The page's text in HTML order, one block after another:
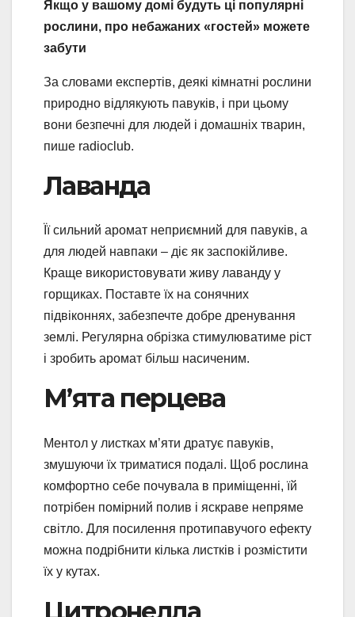
Якщо у вашому домі будуть ці популярні
рослини, про небажаних «гостей» можете
забути
За словами експертів, деякі кімнатні рослини
природно відлякують павуків, і при цьому
вони безпечні для людей і домашніх тварин,
пише radioclub.
Лаванда
Її сильний аромат неприємний для павуків, а
для людей навпаки – діє як заспокійливе.
Краще використовувати живу лаванду у
горщиках. Поставте їх на сонячних
підвіконнях, забезпечте добре дренування
землі. Регулярна обрізка стимулюватиме ріст
і зробить аромат більш насиченим.
М’ята перцева
Ментол у листках м’яти дратує павуків,
змушуючи їх триматися подалі. Щоб рослина
комфортно себе почувала в приміщенні, їй
потрібен помірний полив і яскраве непряме
світло. Для посилення протипавучого ефекту
можна подрібнити кілька листків і розмістити
їх у кутах.